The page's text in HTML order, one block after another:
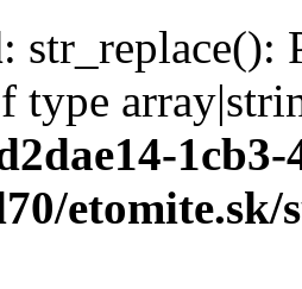
: str_replace():
type
1cb3-